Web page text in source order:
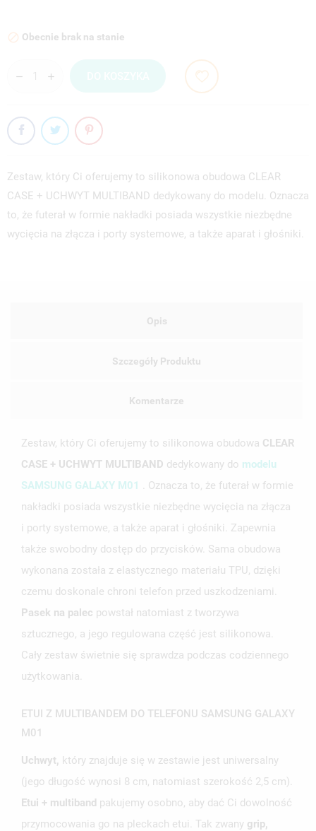
 Obecnie brak na stanie
Zestaw, który Ci oferujemy to silikonowa obudowa CLEAR
CASE + UCHWYT MULTIBAND dedykowany do modelu. Oznacza
to, że futerał w formie nakładki posiada wszystkie niezbędne
wycięcia na złącza i porty systemowe, a także aparat i głośniki.
Opis
Szczegóły Produktu
Komentarze
Zestaw, który Ci oferujemy to silikonowa obudowa CLEAR
CASE + UCHWYT MULTIBAND dedykowany do modelu
SAMSUNG GALAXY M01
. Oznacza to, że futerał w formie
nakładki posiada wszystkie niezbędne wycięcia na złącza
i porty systemowe, a także aparat i głośniki. Zapewnia
także swobodny dostęp do przycisków. Sama obudowa
wykonana została z elastycznego materiału TPU, dzięki
czemu doskonale chroni telefon przed uszkodzeniami.
Pasek na palec powstał natomiast z tworzywa
sztucznego, a jego regulowana część jest silikonowa.
Cały zestaw świetnie się sprawdza podczas codziennego
użytkowania.
ETUI Z MULTIBANDEM DO TELEFONU SAMSUNG GALAXY
M01
Uchwyt, który znajduje się w zestawie jest uniwersalny
(jego długość wynosi 8 cm, natomiast szerokość 2,5 cm).
Etui + multiband pakujemy osobno, aby dać Ci dowolność
przymocowania go na pleckach etui. Tak zwany grip,